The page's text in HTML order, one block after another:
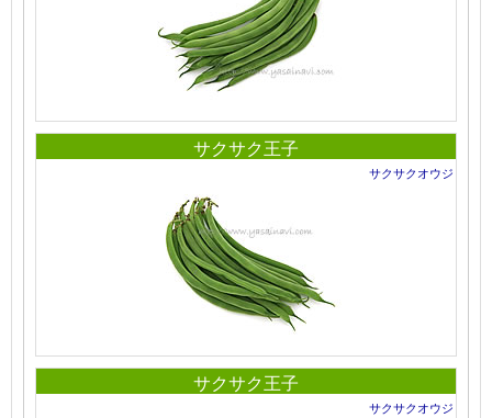
サクサク王子
サクサクオウジ
サクサク王子
サクサクオウジ